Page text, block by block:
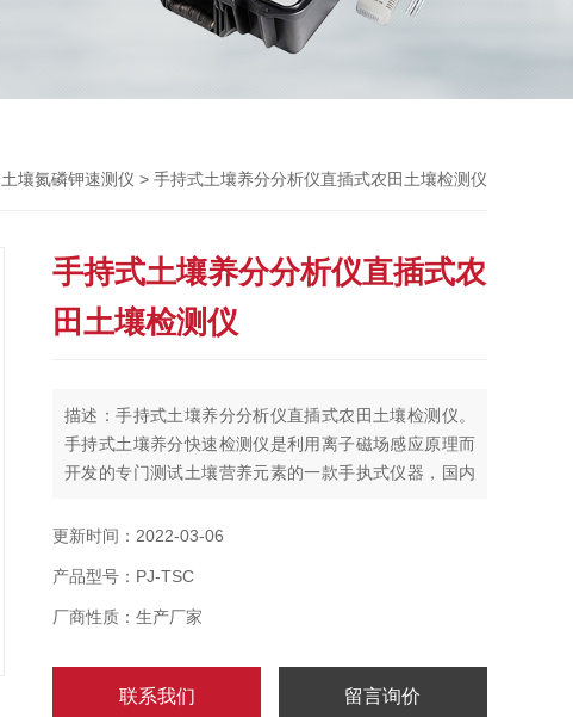
土壤氮磷钾速测仪 > 手持式土壤养分分析仪直插式农田土壤检测仪
手持式土壤养分分析仪直插式农
田土壤检测仪
描述：手持式土壤养分分析仪直插式农田土壤检测仪。
手持式土壤养分快速检测仪是利用离子磁场感应原理而
开发的专门测试土壤营养元素的一款手执式仪器，国内
更新时间：2022-03-06
产品型号：PJ-TSC
厂商性质：生产厂家
联系我们 留言询价